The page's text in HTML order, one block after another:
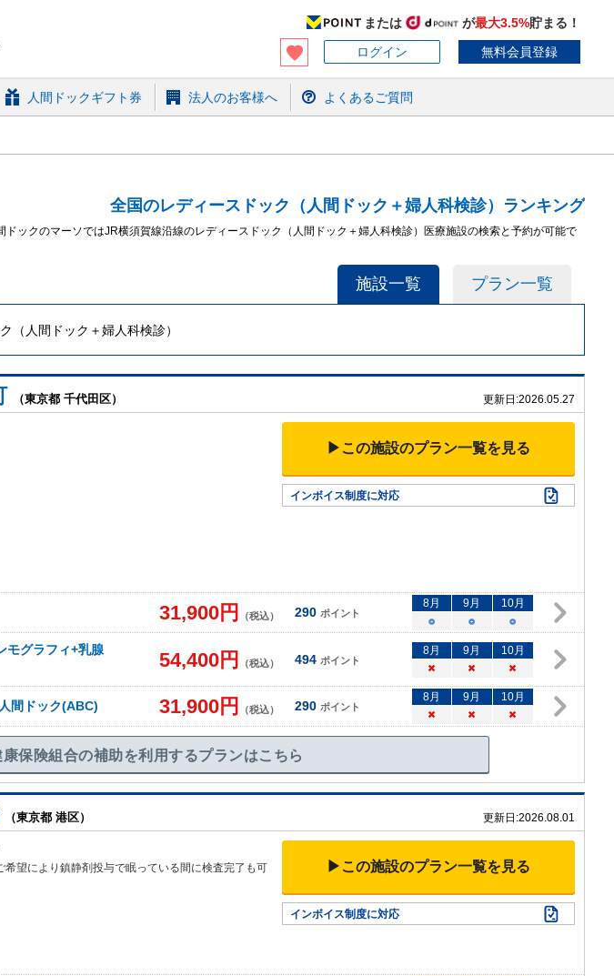
または が最大3.5%貯まる！
ログイン
無料会員登録
人間ドックギフト券 法人のお客様へ よくあるご質問
全国のレディースドック（人間ドック＋婦人科検診）ランキング
ックのマーソではJR横須賀線沿線のレディースドック（人間ドック＋婦人科検診）医療施設の検索と予約が可能で
施設一覧 プラン一覧
（人間ドック＋婦人科検診）
（東京都 千代田区） 更新日:2026.05.27
▶この施設のプラン一覧を見る
インボイス制度に対応
31,900円 （税込） 290 ポイント
8月 9月 10月
○
○ ○
モグラフィ+乳腺
54,400円 （税込） 494 ポイント
8月 9月 10月
×
× ×
間ドック(ABC) 31,900円 （税込） 290 ポイント
8月 9月 10月
×
× ×
康保険組合の補助を利用するプランはこちら
（東京都 港区） 更新日:2026.08.01
希望により鎮静剤投与で眠っている間に検査完了も可
▶この施設のプラン一覧を見る
インボイス制度に対応